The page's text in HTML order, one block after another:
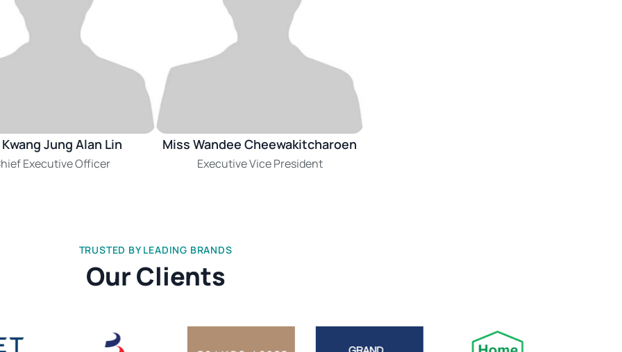
Kwang Jung Alan Lin
Executive Officer
Miss Wandee Cheewakitcharoen
Executive Vice President
TRUSTED BY LEADING BRANDS
Our Clients